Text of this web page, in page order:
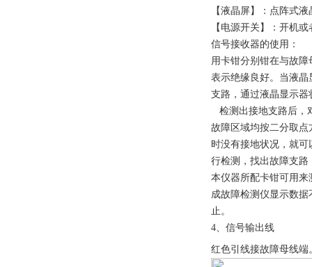
【液晶屏】：点阵式
【电源开关】：开机
信号接收器的使用：
用卡钳分别钳在与故
表示绝缘良好。当液
支路，通过液晶显示
检测出接地支路后，
故障区域均按二分取
时没有接地状况，就
行检测，找出故障支
本仪器所配卡钳可用
成故障检测仪显示数
止。
4、信号输出线
红色引线接故障母线